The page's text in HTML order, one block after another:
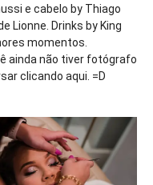
e cabelo by Thiago
Lionne. Drinks by King
momentos.
ainda não tiver fotógrafo
clicando aqui. =D